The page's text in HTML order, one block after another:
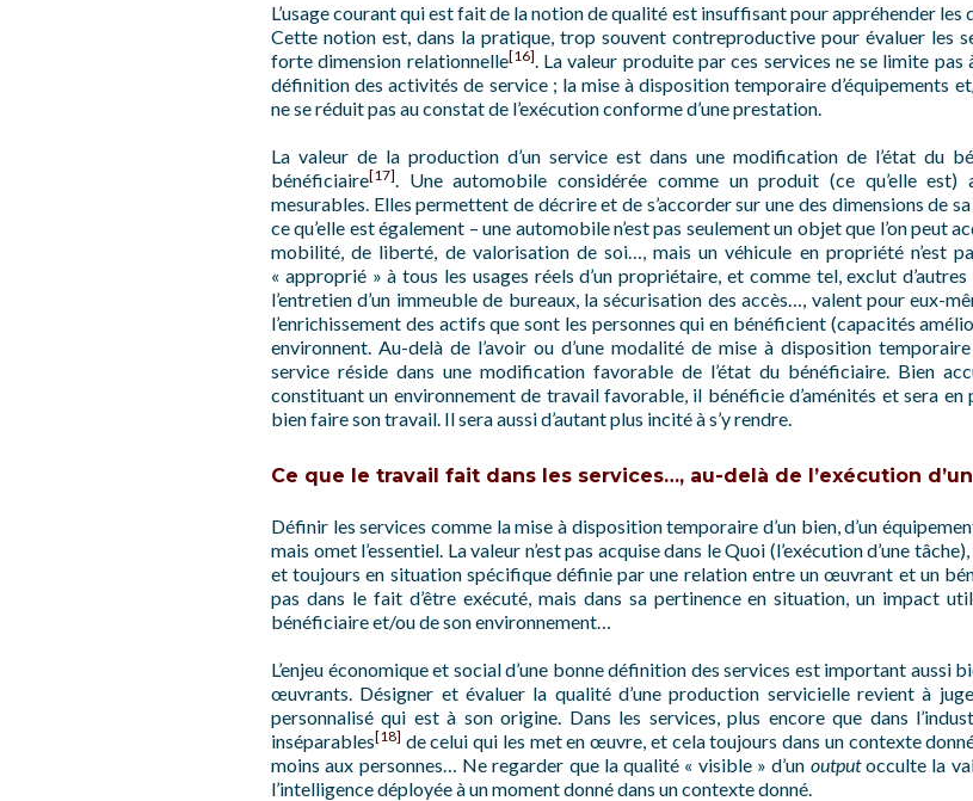
L’usage courant qui est fait de la notion de qualité est insuffisant pour appréhender
Cette notion est, dans la pratique, trop souvent contreproductive pour évaluer les
forte dimension relationnelle[16]. La valeur produite par ces services ne se limite
définition des activités de service ; la mise à disposition temporaire d’équipements
ne se réduit pas au constat de l’exécution conforme d’une prestation.
La valeur de la production d’un service est dans une modification de l’état du
bénéficiaire[17]. Une automobile considérée comme un produit (ce qu’elle
mesurables. Elles permettent de décrire et de s’accorder sur une des dimensions de
ce qu’elle est également – une automobile n’est pas seulement un objet que l’on peut
mobilité, de liberté, de valorisation de soi…, mais un véhicule en propriété n’est
« approprié » à tous les usages réels d’un propriétaire, et comme tel, exclut d’autres
l’entretien d’un immeuble de bureaux, la sécurisation des accès…, valent pour eux-
l’enrichissement des actifs que sont les personnes qui en bénéficient (capacités
environnent. Au-delà de l’avoir ou d’une modalité de mise à disposition
service réside dans une modification favorable de l’état du bénéficiaire. Bien
constituant un environnement de travail favorable, il bénéficie d’aménités et sera
bien faire son travail. Il sera aussi d’autant plus incité à s’y rendre.
Ce que le travail fait dans les services…, au-delà de l’exécution
Définir les services comme la mise à disposition temporaire d’un bien, d’un
mais omet l’essentiel. La valeur n’est pas acquise dans le Quoi (l’exécution d’une
et toujours en situation spécifique définie par une relation entre un œuvrant et un
pas dans le fait d’être exécuté, mais dans sa pertinence en situation, un impact
bénéficiaire et/ou de son environnement…
L’enjeu économique et social d’une bonne définition des services est important aussi
œuvrants. Désigner et évaluer la qualité d’une production servicielle revient à
personnalisé qui est à son origine. Dans les services, plus encore que dans
inséparables[18] de celui qui les met en œuvre, et cela toujours dans un contexte
moins aux personnes… Ne regarder que la qualité « visible » d’un outputocculte la
l’intelligence déployée à un moment donné dans un contexte donné.